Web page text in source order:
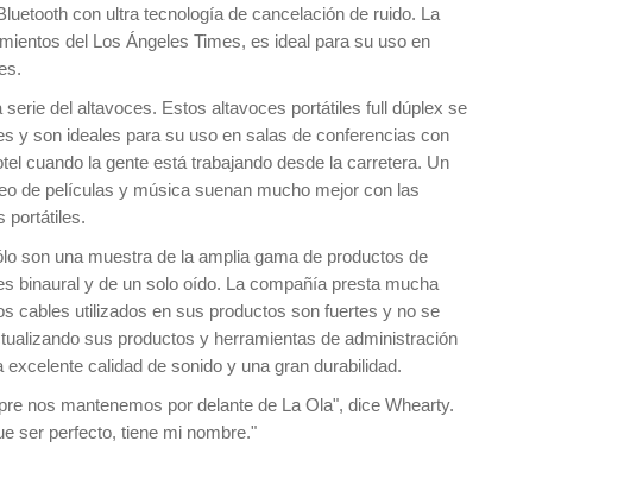
con ultra tecnología de cancelación de ruido. La
del Los Ángeles Times, es ideal para su uso en
del altavoces. Estos altavoces portátiles full dúplex se
y son ideales para su uso en salas de conferencias con
cuando la gente está trabajando desde la carretera. Un
de películas y música suenan mucho mejor con las
portátiles.
son una muestra de la amplia gama de productos de
binaural y de un solo oído. La compañía presta mucha
cables utilizados en sus productos son fuertes y no se
sus productos y herramientas de administración
calidad de sonido y una gran durabilidad.
nos mantenemos por delante de La Ola", dice Whearty.
ser perfecto, tiene mi nombre."